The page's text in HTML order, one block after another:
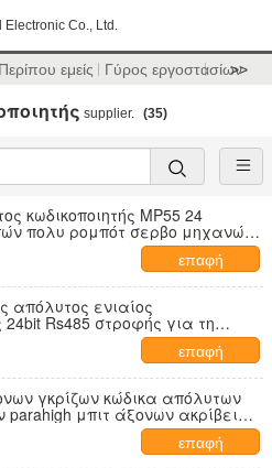
Co., Ltd.
Περίπου εμείς Γύρος εργοστασίων
>>
supplier. (35)
κωδικοποιητής MP55 24
πολυ ρομπότ σερβο μηχανών
επαφή
απόλυτος ενιαίος
24bit Rs485 στροφής για τη
επαφή
γκρίζων κώδικα απόλυτων
parahigh μπιτ άξονων ακρίβειας
επαφή